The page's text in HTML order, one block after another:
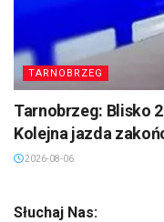
TARNOBRZEG
Tarnobrzeg: Blisko
Kolejna jazda
2026-08-06
Słuchaj Nas: